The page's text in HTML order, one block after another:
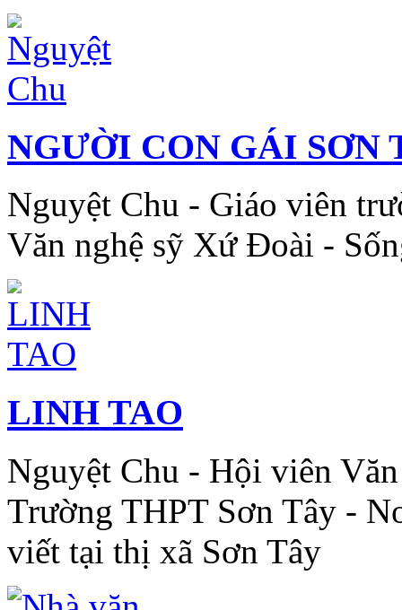
NGƯỜI CON GÁI SƠN
Nguyệt Chu - Giáo viên
Văn nghệ sỹ Xứ Đoài -
LINH TAO
Nguyệt Chu - Hội viên
Trường THPT Sơn Tây -
viết tại thị xã Sơn Tây